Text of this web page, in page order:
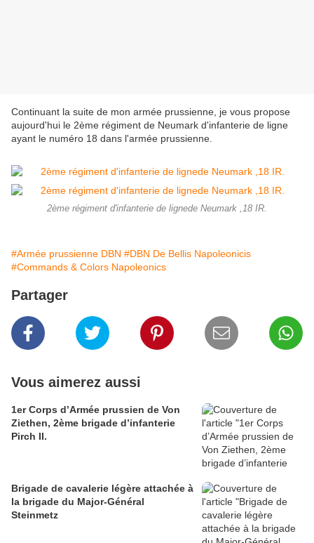
Continuant la suite de mon armée prussienne, je vous propose
aujourd'hui le 2ème régiment de Neumark d'infanterie de ligne
ayant le numéro 18 dans l'armée prussienne.
2ème régiment d'infanterie de lignede Neumark ,18 IR.
#Armée prussienne DBN #DBN De Bellis Napoleonicis
#Commands & Colors Napoleonics
Partager
Vous aimerez aussi
1er Corps d’Armée prussien de Von
Ziethen, 2ème brigade d’infanterie
Pirch II.
Brigade de cavalerie légère attachée à
la brigade du Major-Général
Steinmetz